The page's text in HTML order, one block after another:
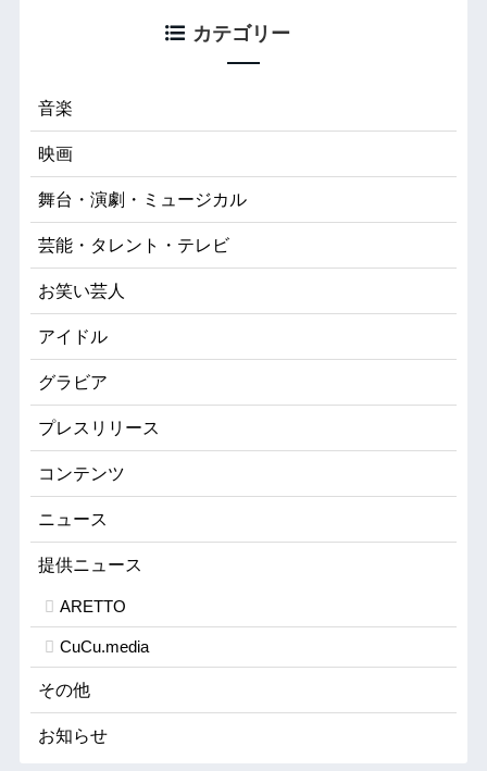
カテゴリー
音楽
映画
舞台・演劇・ミュージカル
芸能・タレント・テレビ
お笑い芸人
アイドル
グラビア
プレスリリース
コンテンツ
ニュース
提供ニュース
ARETTO
CuCu.media
その他
お知らせ